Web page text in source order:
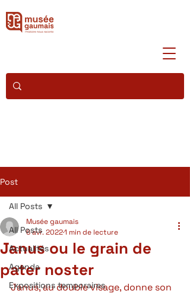
Post
All Posts
Actualités
Agenda
Expositions temporaires
All Posts
Janus ou le grain de
pater noster
Musée gaumais
6 avr. 20221 min de lecture
Janus, au double visage, donne son